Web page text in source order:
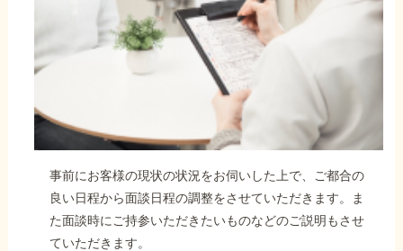
事前にお客様の現状の状況をお伺いした上で、ご都合の
良い日程から面談日程の調整をさせていただきます。ま
た面談時にご持参いただきたいものなどのご説明もさせ
ていただきます。